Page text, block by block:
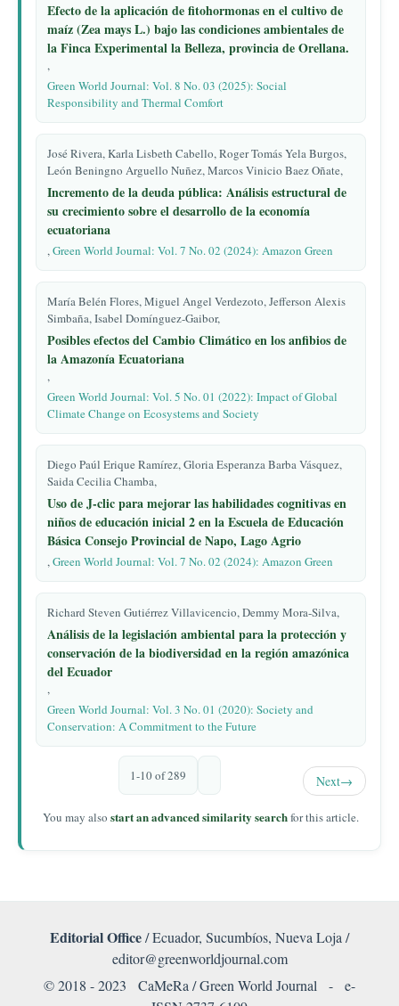
Efecto de la aplicación de fitohormonas en el cultivo de
maíz (Zea mays L.) bajo las condiciones ambientales de
la Finca Experimental la Belleza, provincia de Orellana.
,
Green World Journal: Vol. 8 No. 03 (2025): Social
Responsibility and Thermal Comfort
José Rivera, Karla Lisbeth Cabello, Roger Tomás Yela Burgos,
León Beningno Arguello Nuñez, Marcos Vinicio Baez Oñate,
Incremento de la deuda pública: Análisis estructural de
su crecimiento sobre el desarrollo de la economía
ecuatoriana
,Green World Journal: Vol. 7 No. 02 (2024): Amazon Green
María Belén Flores, Miguel Angel Verdezoto, Jefferson Alexis
Simbaña, Isabel Domínguez-Gaibor,
Posibles efectos del Cambio Climático en los anfibios de
la Amazonía Ecuatoriana
,
Green World Journal: Vol. 5 No. 01 (2022): Impact of Global
Climate Change on Ecosystems and Society
Diego Paúl Erique Ramírez, Gloria Esperanza Barba Vásquez,
Saida Cecilia Chamba,
Uso de J-clic para mejorar las habilidades cognitivas en
niños de educación inicial 2 en la Escuela de Educación
Básica Consejo Provincial de Napo, Lago Agrio
,Green World Journal: Vol. 7 No. 02 (2024): Amazon Green
Richard Steven Gutiérrez Villavicencio, Demmy Mora-Silva,
Análisis de la legislación ambiental para la protección y
conservación de la biodiversidad en la región amazónica
del Ecuador
,
Green World Journal: Vol. 3 No. 01 (2020): Society and
Conservation: A Commitment to the Future
1-10 of 289 Next→
You may also start an advanced similarity searchfor this article.
Editorial Office/ Ecuador, Sucumbíos, Nueva Loja /
editor@greenworldjournal.com
© 2018 - 2023 CaMeRa / Green World Journal - e-